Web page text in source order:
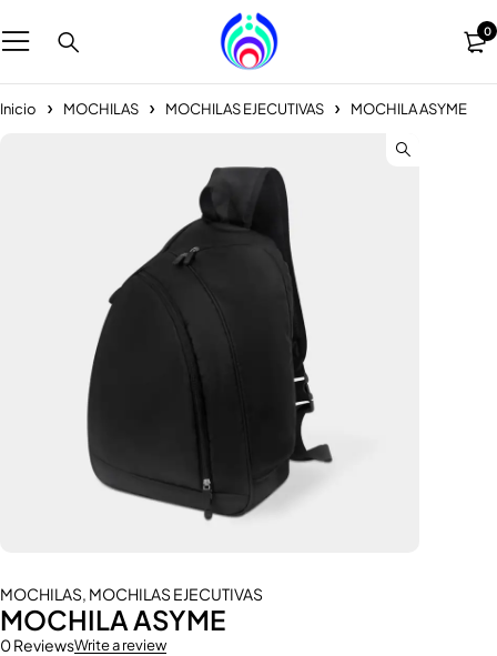
0
Inicio MOCHILAS MOCHILAS EJECUTIVAS MOCHILA ASYME
MOCHILAS, MOCHILAS EJECUTIVAS
MOCHILA ASYME
0 ReviewsWrite a review